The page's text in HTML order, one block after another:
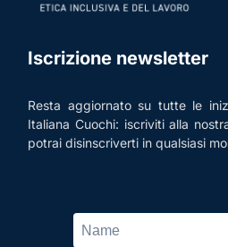
Iscrizione newsletter
Resta aggiornato su tutte le
Italiana Cuochi: iscriviti alla
potrai disinscriverti in qualsiasi